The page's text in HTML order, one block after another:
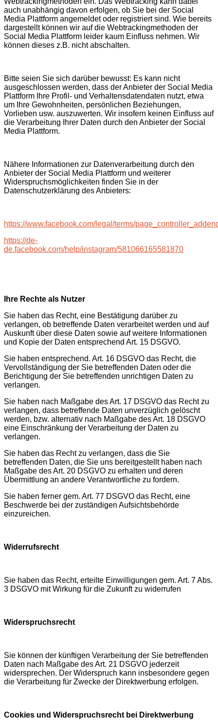
auch unabhängig davon erfolgen, ob Sie bei der Social
Media Plattform angemeldet oder registriert sind. Wie bereits
dargestellt können wir auf die Webtrackingmethoden der
Social Media Plattform leider kaum Einfluss nehmen. Wir
können dieses z.B. nicht abschalten.
Bitte seien Sie sich darüber bewusst: Es kann nicht
ausgeschlossen werden, dass der Anbieter der Social Media
Plattform Ihre Profil- und Verhaltensdatendaten nutzt, etwa
um Ihre Gewohnheiten, persönlichen Beziehungen,
Vorlieben usw. auszuwerten. Wir insofern keinen Einfluss auf
die Verarbeitung Ihrer Daten durch den Anbieter der Social
Media Plattform.
Nähere Informationen zur Datenverarbeitung durch den
Anbieter der Social Media Plattform und weiterer
Widerspruchsmöglichkeiten finden Sie in der
Datenschutzerklärung des Anbieters:
https://www.facebook.com/legal/terms/
https://de-
de.facebook.com/help/instagram/581066165581870
Ihre Rechte als Nutzer
Sie haben das Recht, eine Bestätigung darüber zu
verlangen, ob betreffende Daten verarbeitet werden und auf
Auskunft über diese Daten sowie auf weitere Informationen
und Kopie der Daten entsprechend Art. 15 DSGVO.
Sie haben entsprechend. Art. 16 DSGVO das Recht, die
Vervollständigung der Sie betreffenden Daten oder die
Berichtigung der Sie betreffenden unrichtigen Daten zu
verlangen.
Sie haben nach Maßgabe des Art. 17 DSGVO das Recht zu
verlangen, dass betreffende Daten unverzüglich gelöscht
werden, bzw. alternativ nach Maßgabe des Art. 18 DSGVO
eine Einschränkung der Verarbeitung der Daten zu
verlangen.
Sie haben das Recht zu verlangen, dass die Sie
betreffenden Daten, die Sie uns bereitgestellt haben nach
Maßgabe des Art. 20 DSGVO zu erhalten und deren
Übermittlung an andere Verantwortliche zu fordern.
Sie haben ferner gem. Art. 77 DSGVO das Recht, eine
Beschwerde bei der zuständigen Aufsichtsbehörde
einzureichen.
Widerrufsrecht
Sie haben das Recht, erteilte Einwilligungen gem. Art. 7 Abs.
3 DSGVO mit Wirkung für die Zukunft zu widerrufen
Widerspruchsrecht
Sie können der künftigen Verarbeitung der Sie betreffenden
Daten nach Maßgabe des Art. 21 DSGVO jederzeit
widersprechen. Der Widerspruch kann insbesondere gegen
die Verarbeitung für Zwecke der Direktwerbung erfolgen.
Cookies und Widerspruchsrecht bei Direktwerbung